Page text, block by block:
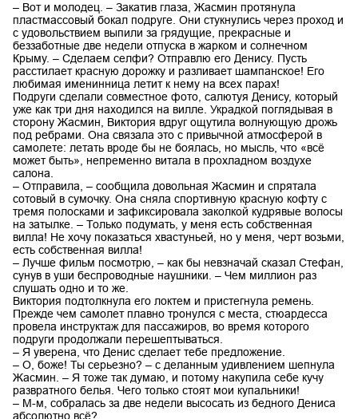
– Вот и молодец. – Закатив глаза, Жасмин протянула
пластмассовый бокал подруге. Они стукнулись через проход и
с удовольствием выпили за грядущие, прекрасные и
беззаботные две недели отпуска в жарком и солнечном
Крыму. – Сделаем селфи? Отправлю его Денису. Пусть
расстилает красную дорожку и разливает шампанское! Его
любимая именинница летит к нему на всех парах!
Подруги сделали совместное фото, салютуя Денису, который
уже как три дня находился на вилле. Украдкой поглядывая в
сторону Жасмин, Виктория вдруг ощутила волнующую дрожь
под ребрами. Она связала это с привычной атмосферой в
самолете: летать вроде бы не боялась, но мысль, что «всё
может быть», непременно витала в прохладном воздухе
салона.
– Отправила, – сообщила довольная Жасмин и спрятала
сотовый в сумочку. Она сняла спортивную красную кофту с
тремя полосками и зафиксировала заколкой кудрявые волосы
на затылке. – Только подумать, у меня есть собственная
вилла! Не хочу показаться хвастуньей, но у меня, черт возьми,
есть собственная вилла!
– Лучше фильм посмотрю, – как бы невзначай сказал Стефан,
сунув в уши беспроводные наушники. – Чем миллион раз
слушать одно и то же.
Виктория подтолкнула его локтем и пристегнула ремень.
Прежде чем самолет плавно тронулся с места, стюардесса
провела инструктаж для пассажиров, во время которого
подруги продолжали перешептываться.
– Я уверена, что Денис сделает тебе предложение.
– О, боже! Ты серьезно? – с деланным удивлением шепнула
Жасмин. – Я тоже так думаю, и потому накупила себе кучу
развратного белья. Чего только стоят мои купальники!
– М-м, собралась за две недели высосать из бедного Дениса
абсолютно всё?